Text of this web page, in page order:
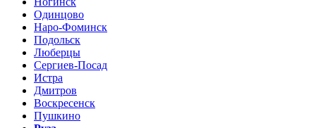
Одинцово
Наро-Фоминск
Подольск
Люберцы
Сергиев-Посад
Истра
Дмитров
Воскресенск
Пушкино